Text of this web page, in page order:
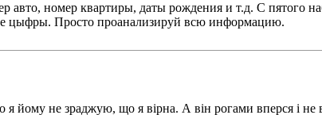
номер квартиры, даты рождения и т.д. С пятого
цыфры. Просто проанализируй всю информацию.
я йому не зраджую, що я вірна. А він рогами вперся і не